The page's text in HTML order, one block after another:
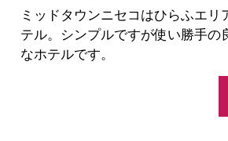
ミッドタウンニセコはひらふエリ
テル。シンプルですが使い勝手の
なホテルです。